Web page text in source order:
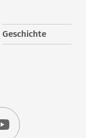
Geschichte